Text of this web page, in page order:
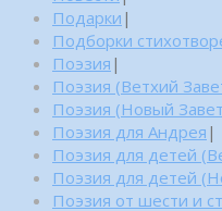
Подарки |
Подборки
Поэзия |
Поэзия (Ветхий
Поэзия (Новый
Поэзия для Андрея |
Поэзия для детей
Поэзия для детей
Поэзия от шести и